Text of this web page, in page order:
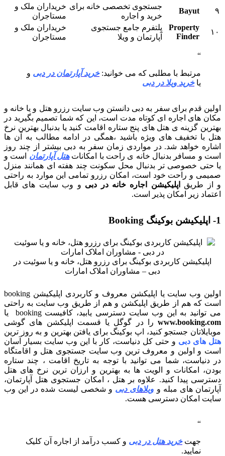
۹
Bayut
جستجوی تخصصی خانه برای
خرید و اجاره
خریداران ملک و
مستاجران
۱۰
Property
Finder
پلتفرم جامع جستجوی
آپارتمان و ویلا
خریداران ملک و
مستاجران
مرتبط با مطلبی که می خوانید:خرید آپارتمان در دبی و
یاخرید ویلا در دبی
اولین قدم برای سفر به دبی دانستن وب سایت رزرو هتل و یا خانه و
مکان های اجاره ای کوتاه مدت است، این که شما تصمیم بگیرید در
بهترین گزینه ی هتل های پنج ستاره اقامت کنید یا بدنبال بهترین نرخ
هتل با تخفیف های ویژه باشید ،همگی در ادامه مطالب به آن ها
اشاره خواهد شد. در مواردی زمان سفر به دبی بیشتر از چند روز
است و مسافر بدنبال خانه ی راحت با امکاناتهتل آپارتمان است و
یا حتی خصوصی تر بدنبال محل سکونت چند هفته ای همانند منزل
صمیمی و راحت خود است، امکان رزرو تمامی این موارد به راحتی
و از طریق
اپلیکیشن اجاره خانه در دبی و وب سایت های قابل
اعتماد زیر امکان پذیر است.
1- اپلیکیشن بوکینگ Booking
اپلیکیشن کاربردی بوکینگ برای رزرو هتل، خانه و یا سوئیت در
دبی – مشاوران املاک امارات
اولین وب سایت یا اپلیکشن معروف و کاربردی اپلیکیشن booking
است که هم از طریق اپلیکشن و هم از طریق وب سایت به راحتی
می توانید به این وب سایت دسترسی یابید، کافیست booking یا
www.booking.com را در گوگل یا قسمت اپلیکشن های گوشی
موبایلاتان جستجو کنید، اپ بوکینگ برای یافتن بهترین و به روز ترین
هتل های دبی و حتی کل دنیاست، کار با این وب سایت بسیار آسان
است و اولبن و معروف ترین وب سایت جستجوی هتل و اقامتگاه
در دنیاست، شما می توانید با توجه به تاریخ اقامت ، چند ستاره
بودن، امکانات و الویت ها به بهترین و ارزان ترین نرخ های هتل
دسترسی پیدا کنید. علاوه بر هتل ، امکان جستجوی هتل آپارتمان،
آپارتمان های مبله و ویلاهای دبی و شخصی لیست شده در این وب
سایت امکان دسترسی هست.
جهتخرید هتل در دبی و کسب درآمد از اجاره آن کلیک
نمایید.